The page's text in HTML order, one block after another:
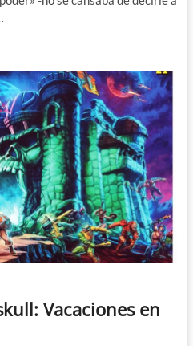
Vacaciones en